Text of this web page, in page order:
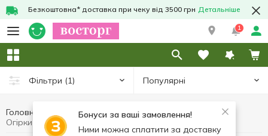
Безкоштовна* доставка при чеку від 3500 грн Детальніше
1
Фільтри (1) Популярні
Бонуси за ваші замовлення!
Ними можна сплатити за доставку
Головна Фрукти та овочі Овочі
Огірки
Огірки Без тм